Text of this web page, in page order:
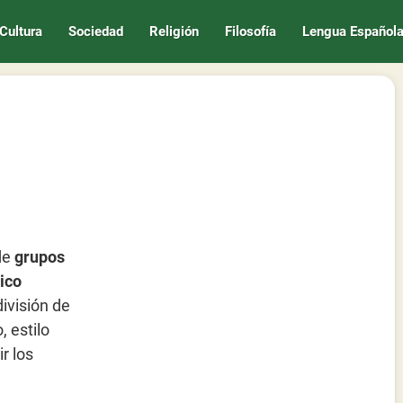
Cultura Sociedad Religión Filosofía Lengua Española
grupos
de
estilo
los